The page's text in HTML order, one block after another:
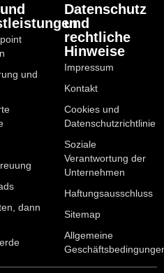
und
dann
Datenschutz
und
rechtliche
Hinweise
Impressum
Kontakt
Cookies und
Datenschutzrichtlinie
Soziale
Verantwortung der
Unternehmen
Haftungsausschluss
Sitemap
Allgemeine